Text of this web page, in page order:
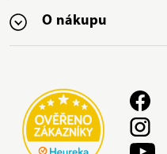
O nákupu